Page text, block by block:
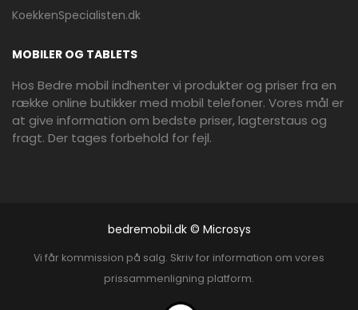
KoekkenSpecialisten.dk
MOBILER OG TABLETS
Hos Bedre mobil indhenter vi produkter og priser fra en
række online butikker med mobil telefoner. Vores mål er
at give information om bedste priser, lagterstaus og
fragt. Der tages forbehold for fejl.
bedremobil.dk © Microsys
Vi får kommission på salg. Skriv for information om vores
prissammenligning platform.